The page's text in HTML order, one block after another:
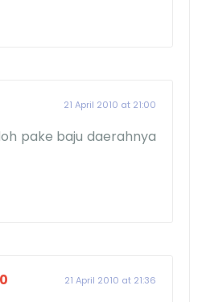
21 April 2010 at 21:00
pake baju daerahnya
21 April 2010 at 21:36